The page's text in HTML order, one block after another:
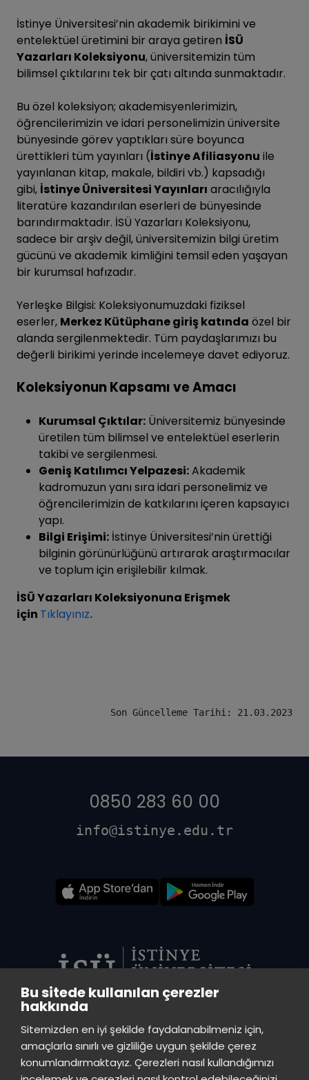
Bu sitede kullanılan çerezler
hakkında
Sitemizden en iyi şekilde faydalanabilmeniz için,
amaçlarla sınırlı ve gizliliğe uygun şekilde çerez
konumlandırmaktayız. Çerezleri nasıl kullandığımızı
İstinye Üniversitesi’nin akademik birikimini ve
entelektüel üretimini bir araya getiren İSÜ
Yazarları Koleksiyonu, üniversitemizin tüm
bilimsel çıktılarını tek bir çatı altında sunmaktadır.
Bu özel koleksiyon; akademisyenlerimizin,
öğrencilerimizin ve idari personelimizin üniversite
bünyesinde görev yaptıkları süre boyunca
ürettikleri tüm yayınları (İstinye Afiliasyonu ile
yayınlanan kitap, makale, bildiri vb.) kapsadığı
gibi, İstinye Üniversitesi Yayınları aracılığıyla
literatüre kazandırılan eserleri de bünyesinde
barındırmaktadır. İSÜ Yazarları Koleksiyonu,
sadece bir arşiv değil, üniversitemizin bilgi üretim
gücünü ve akademik kimliğini temsil eden yaşayan
bir kurumsal hafızadır.
Yerleşke Bilgisi: Koleksiyonumuzdaki fiziksel
eserler, Merkez Kütüphane giriş katında özel bir
alanda sergilenmektedir. Tüm paydaşlarımızı bu
değerli birikimi yerinde incelemeye davet ediyoruz.
Koleksiyonun Kapsamı ve Amacı
Kurumsal Çıktılar: Üniversitemiz bünyesinde
üretilen tüm bilimsel ve entelektüel eserlerin
takibi ve sergilenmesi.
Geniş Katılımcı Yelpazesi:Akademik
kadromuzun yanı sıra idari personelimiz ve
öğrencilerimizin de katkılarını içeren kapsayıcı
yapı.
Bilgi Erişimi: İstinye Üniversitesi’nin ürettiği
bilginin görünürlüğünü artırarak araştırmacılar
ve toplum için erişilebilir kılmak.
İSÜ Yazarları Koleksiyonuna Erişmek
için Tıklayınız.
Son Güncelleme Tarihi: 21.03.2023
0850 283 60 00
info@istinye.edu.tr
İstinye Üniversitesi Vadi Kampüs - Ayazağa Mah. Azerbaycan Cad.
(Vadistanbul 4A Blok) 34396 Sarıyer/İstanbul